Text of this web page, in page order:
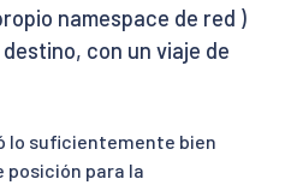
namespace de red )
con un viaje de
lo suficientemente bien
posición para la